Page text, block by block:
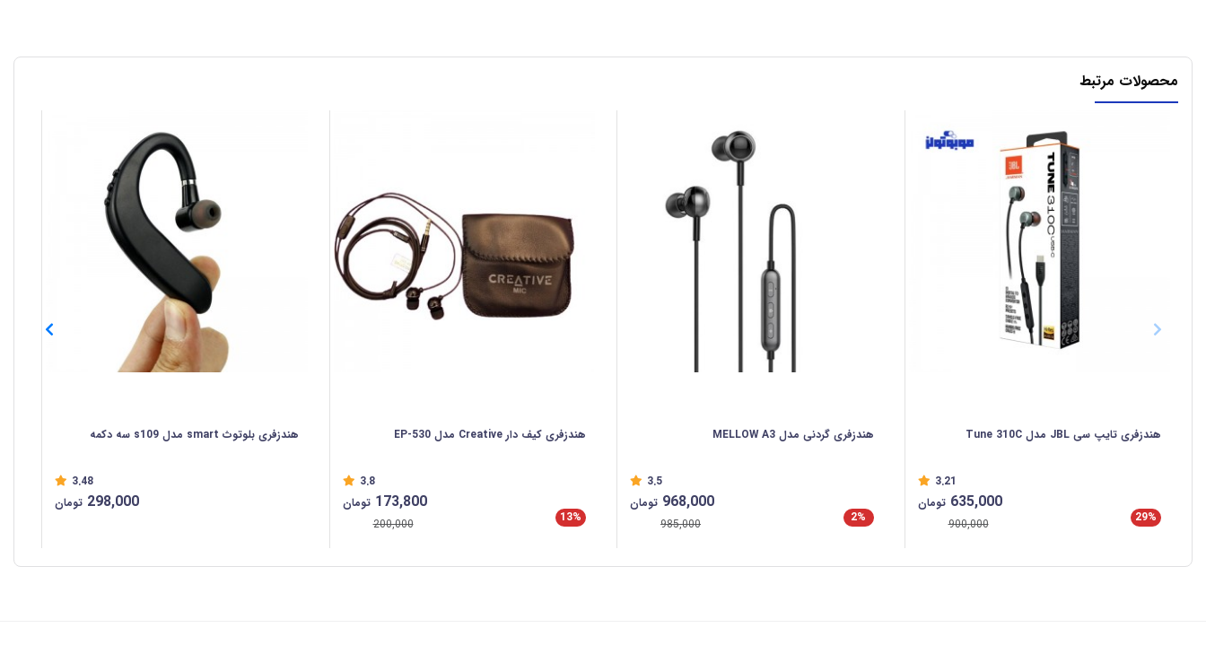
محصولات مرتبط
هندزفری تایپ سی JBL مدل Tune 310C
3.21
29%
635,000 تومان
900,000
هندزفری گردنی مدل MELLOW A3
3.5
2%
968,000 تومان
985,000
هندزفری کیف دار Creative مدل EP-530
3.8
13%
173,800 تومان
200,000
هندزفری بلوتوث smart مدل s109 سه دکمه
3.48
298,000 تومان